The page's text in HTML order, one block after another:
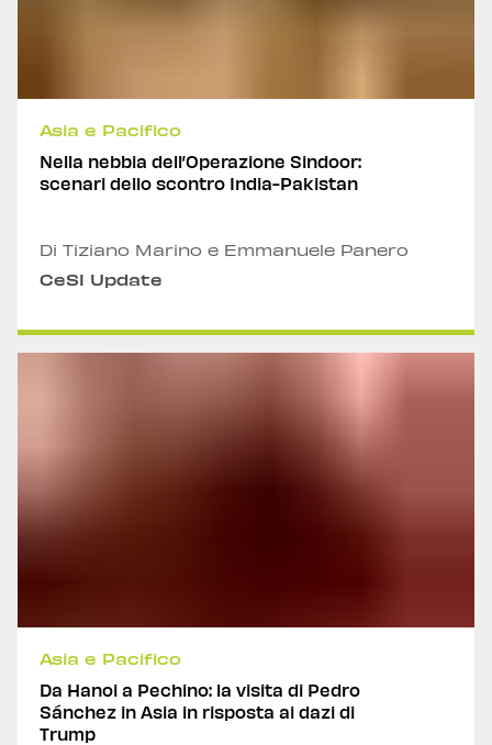
Asia e Pacifico
Nella nebbia dell’Operazione Sindoor:
scenari dello scontro India-Pakistan
Di Tiziano Marino e Emmanuele Panero
CeSI Update
Asia e Pacifico
Da Hanoi a Pechino: la visita di Pedro
Sánchez in Asia in risposta ai dazi di
Trump